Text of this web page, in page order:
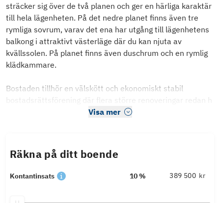
sträcker sig över de två planen och ger en härliga karaktär
till hela lägenheten. På det nedre planet finns även tre
rymliga sovrum, varav det ena har utgång till lägenhetens
balkong i attraktivt västerläge där du kan njuta av
kvällssolen. På planet finns även duschrum och en rymlig
klädkammare.
Bostaden tillhör en välskött och ekonomiskt stabil
bostadsrättsförening där flera större renoveringar redan h
Visa mer
Räkna på ditt boende
Kontantinsats 10 % kr